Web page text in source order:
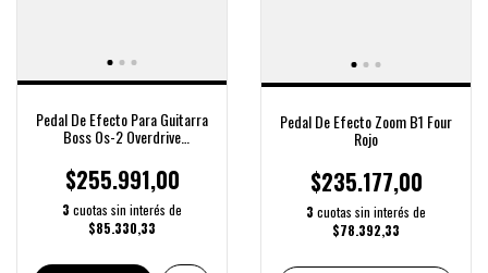
Pedal De Efecto Para Guitarra
Boss Os-2 Overdrive
$255.991,00
3 cuotas sin interés de
$85.330,33
Pedal De Efecto Zoom B1 Four
Rojo
$235.177,00
3 cuotas sin interés de
$78.392,33